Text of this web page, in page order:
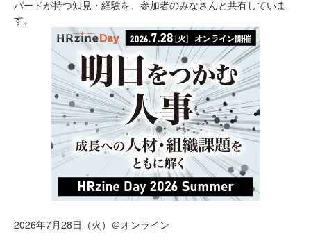
パードが持つ知見・経験を、参加者のみなさんと共有していま
す。
2026年7月28日（火）＠オンライン